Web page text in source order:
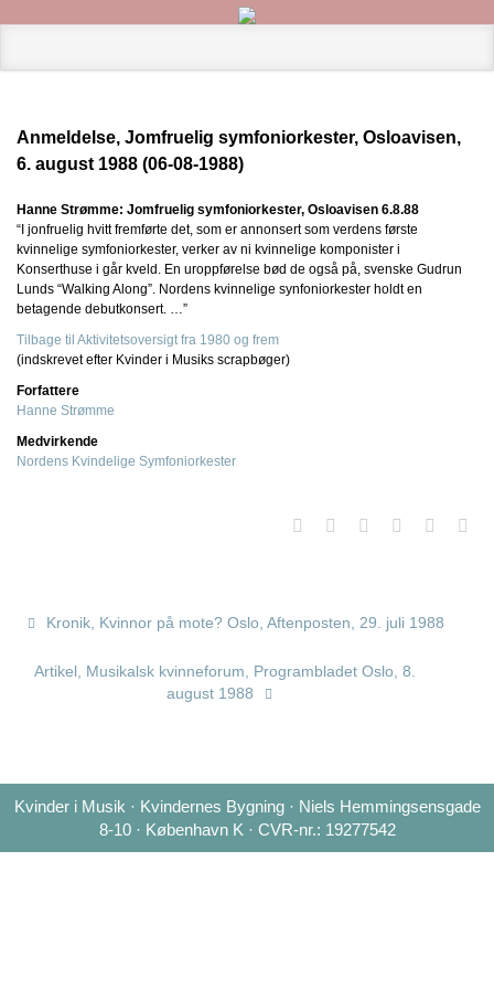
Anmeldelse, Jomfruelig symfoniorkester, Osloavisen,
6. august 1988 (06-08-1988)
Hanne Strømme: Jomfruelig symfoniorkester, Osloavisen 6.8.88
“I jonfruelig hvitt fremførte det, som er annonsert som verdens første
kvinnelige symfoniorkester, verker av ni kvinnelige komponister i
Konserthuse i går kveld. En uroppførelse bød de også på, svenske Gudrun
Lunds “Walking Along”. Nordens kvinnelige synfoniorkester holdt en
betagende debutkonsert. …”
Tilbage til Aktivitetsoversigt fra 1980 og frem
(indskrevet efter Kvinder i Musiks scrapbøger)
Forfattere
Hanne Strømme
Medvirkende
Nordens Kvindelige Symfoniorkester
Kronik, Kvinnor på mote? Oslo, Aftenposten, 29. juli 1988
Artikel, Musikalsk kvinneforum, Programbladet Oslo, 8.
august 1988
Kvinder i Musik · Kvindernes Bygning · Niels Hemmingsensgade
8-10 · København K · CVR-nr.: 19277542